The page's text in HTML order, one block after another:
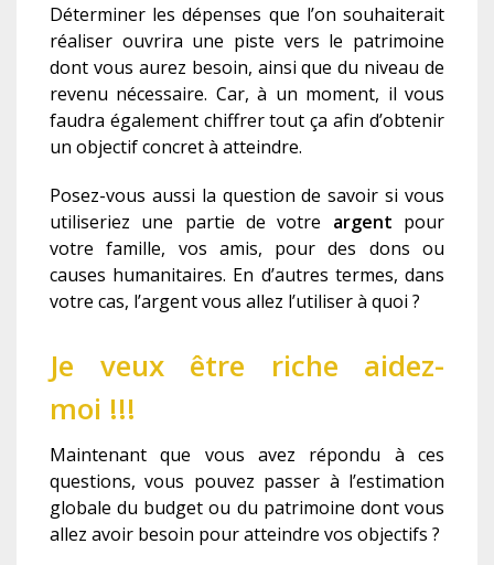
Déterminer les dépenses que l’on souhaiterait
réaliser ouvrira une piste vers le patrimoine
dont vous aurez besoin, ainsi que du niveau de
revenu nécessaire. Car, à un moment, il vous
faudra également chiffrer tout ça afin d’obtenir
un objectif concret à atteindre.
Posez-vous aussi la question de savoir si vous
utiliseriez une partie de votre argent pour
votre famille, vos amis, pour des dons ou
causes humanitaires. En d’autres termes, dans
votre cas, l’argent vous allez l’utiliser à quoi ?
Je veux être riche aidez-
moi !!!
Maintenant que vous avez répondu à ces
questions, vous pouvez passer à l’estimation
globale du budget ou du patrimoine dont vous
allez avoir besoin pour atteindre vos objectifs ?